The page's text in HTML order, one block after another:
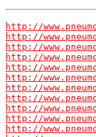
http://
http://
http://
http://
http://
http://
http://
http://
http://
http://
http://